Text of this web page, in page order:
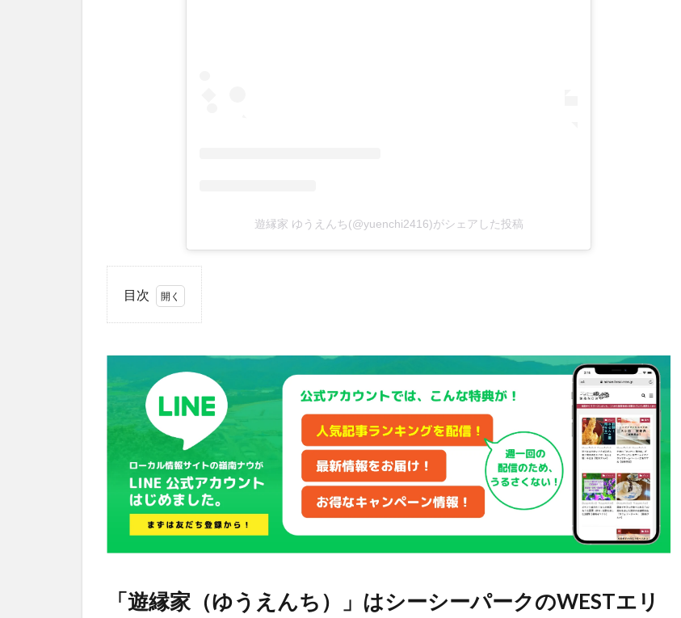
遊縁家 ゆうえんち(@yuenchi2416)がシェアした投稿
目次
家（ゆ
ち）」
はシー
シーパ
エリア
にオー
プン
2
令
和時代
屋さん
「遊縁家（ゆうえんち）」はシーシーパークのWESTエリ